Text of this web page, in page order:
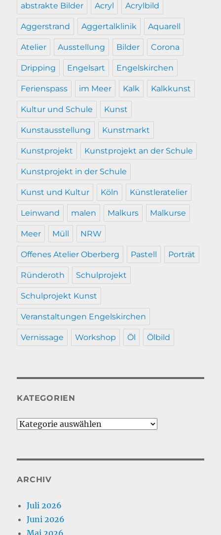
abstrakte Bilder Acryl Acrylbild
Aggerstrand Aggertalklinik Aquarell
Atelier Ausstellung Bilder Corona
Dripping Engelsart Engelskirchen
Ferienspass im Meer Kalk Kalkkunst
Kultur und Schule Kunst
Kunstausstellung Kunstmarkt
Kunstprojekt Kunstprojekt an der Schule
Kunstprojekt in der Schule
Kunst und Kultur Köln Künstleratelier
Leinwand malen Malkurs Malkurse
Meer Müll NRW
Offenes Atelier Oberberg Pastell Porträt
Ründeroth Schulprojekt
Schulprojekt Kunst
Veranstaltungen Engelskirchen
Vernissage Workshop Öl Ölbild
KATEGORIEN
Kategorien
ARCHIV
Juli 2026
Juni 2026
Mai 2026